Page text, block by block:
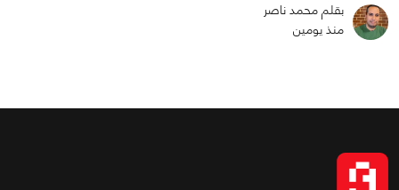
بقلم محمد ناصر
منذ يومين